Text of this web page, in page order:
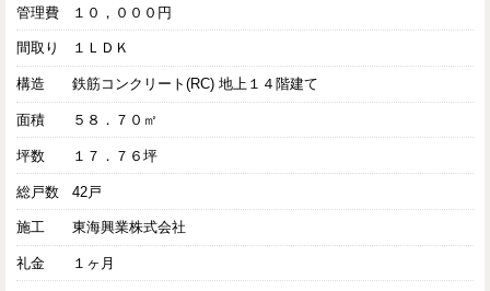
管理費 １０，０００円
間取り １ＬＤＫ
構造 鉄筋コンクリート(RC) 地上１４階建て
面積 ５８．７０㎡
坪数 １７．７６坪
総戸数 42戸
施工 東海興業株式会社
礼金 １ヶ月